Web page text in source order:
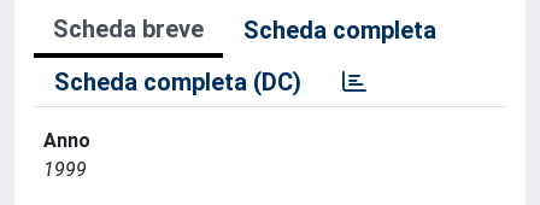
Scheda breve
Scheda completa
Scheda completa (DC)
Anno
1999